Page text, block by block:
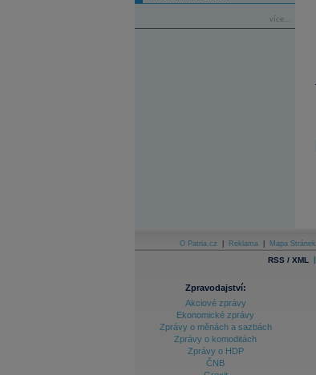
více...
O Patria.cz Reklama Mapa Stránek
RSS / XML |
Zpravodajství:
Akciové zprávy
Ekonomické zprávy
Zprávy o měnách a sazbách
Zprávy o komoditách
Zprávy o HDP
ČNB